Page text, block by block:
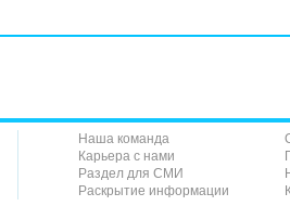
Наша команда
Карьера с нами
Раздел для СМИ
Раскрытие информации